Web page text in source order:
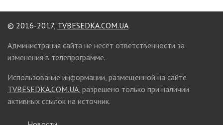
© 2016-2017, TVBESEDKA.COM.UA
Администрация сайта не несет ответственности за
изменения в телепрограмме.
Использование информации, размещенной на сайте
TVBESEDKA.COM.UA , разрешено только при наличии
активных ссылок на источник.